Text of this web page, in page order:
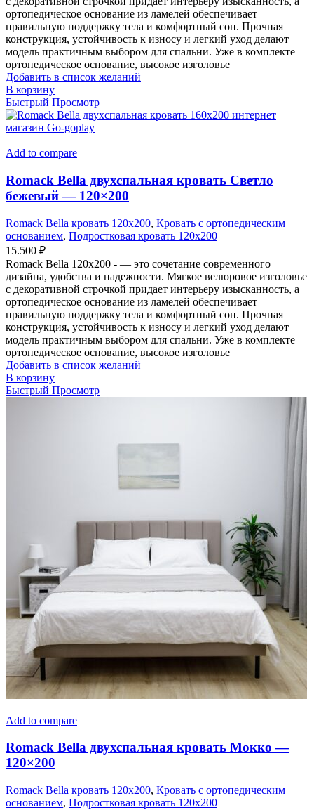
ортопедическое основание из ламелей обеспечивает
правильную поддержку тела и комфортный сон. Прочная
конструкция, устойчивость к износу и легкий уход делают
модель практичным выбором для спальни. Уже в комплекте
ортопедическое основание, высокое изголовье
Добавить в список желаний
В корзину
Быстрый Просмотр
Add to compare
Romack Bella двухспальная кровать Светло
бежевый — 120×200
Romack Bella кровать 120x200, Кровать с ортопедическим
основанием, Подростковая кровать 120x200
15.500 ₽
Romack Bella 120x200 - — это сочетание современного
дизайна, удобства и надежности. Мягкое велюровое изголовье
с декоративной строчкой придает интерьеру изысканность, а
ортопедическое основание из ламелей обеспечивает
правильную поддержку тела и комфортный сон. Прочная
конструкция, устойчивость к износу и легкий уход делают
модель практичным выбором для спальни. Уже в комплекте
ортопедическое основание, высокое изголовье
Добавить в список желаний
В корзину
Быстрый Просмотр
Add to compare
Romack Bella двухспальная кровать Мокко —
120×200
Romack Bella кровать 120x200, Кровать с ортопедическим
основанием, Подростковая кровать 120x200